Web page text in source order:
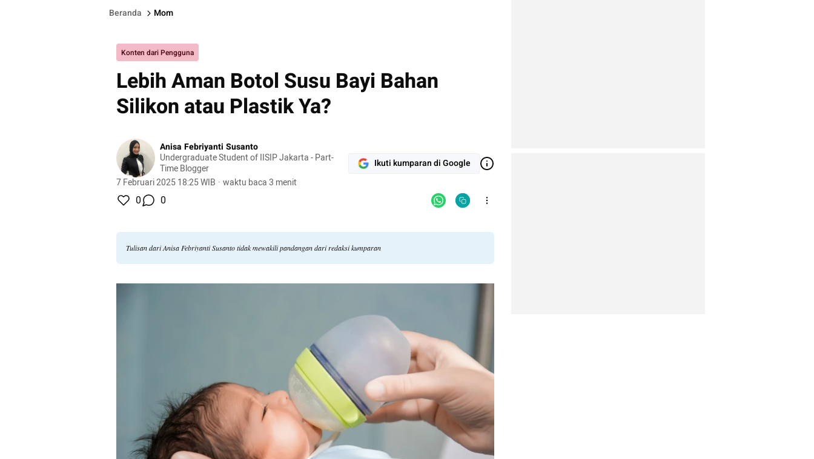
Beranda Mom
Konten dari Pengguna
Lebih Aman Botol Susu Bayi Bahan
Silikon atau Plastik Ya?
Anisa Febriyanti Susanto
Undergraduate Student of IISIP Jakarta - Part-
Time Blogger
7 Februari 2025 18:25 WIB · waktu baca 3 menit
Ikuti kumparan di Google
0 0
Tulisan dari Anisa Febriyanti Susanto tidak mewakili pandangan dari redaksi kumparan